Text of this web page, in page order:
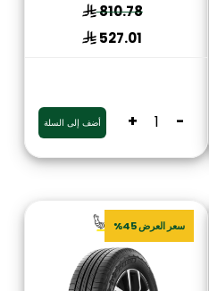
810.78
527.01
-
+ أضف إلى السلة
سعر العرض 45%